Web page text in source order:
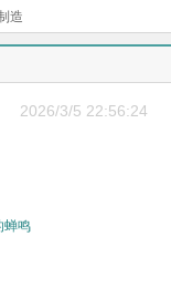
---一句话简介：作为
造
2026/3/5 22:56:24
蝉鸣